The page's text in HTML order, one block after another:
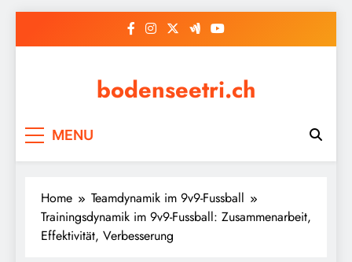
bodenseetri.ch
MENU
Home
Teamdynamik im 9v9-Fussball
Trainingsdynamik im 9v9-Fussball: Zusammenarbeit,
Effektivität, Verbesserung